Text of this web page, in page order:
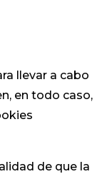
llevar a cabo
en todo caso,
de que la